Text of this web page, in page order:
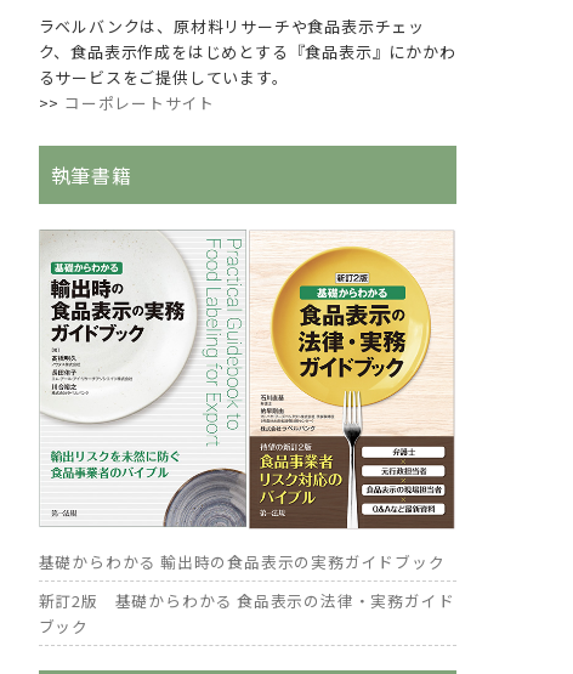
ラベルバンクは、原材料リサーチや食品表示チェッ
ク、食品表示作成をはじめとする『食品表示』にかかわ
るサービスをご提供しています。
>> コーポレートサイト
執筆書籍
基礎からわかる 輸出時の食品表示の実務ガイドブック
新訂2版 基礎からわかる 食品表示の法律・実務ガイド
ブック